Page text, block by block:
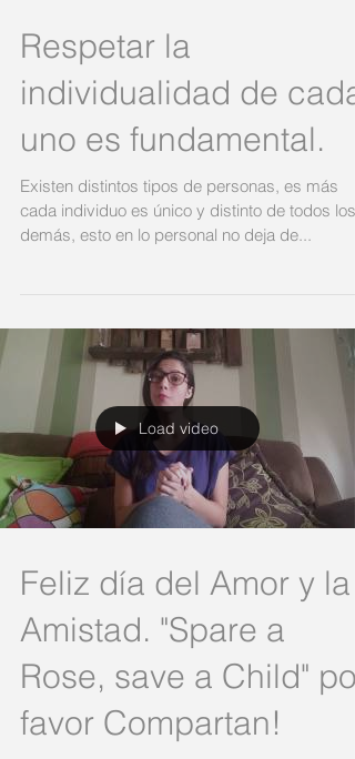
Respetar la
individualidad de cada
Existen distintos tipos de personas, es más
cada individuo es único y distinto de todos los
demás, esto en lo personal no deja de...
Load video
Feliz día del Amor y la